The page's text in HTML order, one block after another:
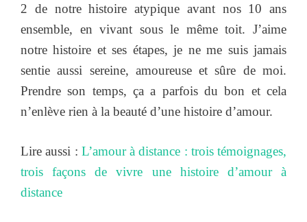
2 de notre histoire atypique avant nos 10 ans
ensemble, en vivant sous le même toit. J’aime
notre histoire et ses étapes, je ne me suis jamais
sentie aussi sereine, amoureuse et sûre de moi.
Prendre son temps, ça a parfois du bon et cela
n’enlève rien à la beauté d’une histoire d’amour.
Lire aussi : L’amour à distance : trois témoignages,
trois façons de vivre une histoire d’amour à
distance